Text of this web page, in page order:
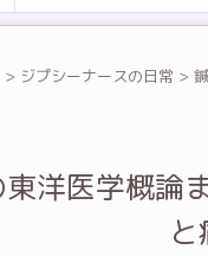
> ジプシーナースの日常 >
洋医学概論